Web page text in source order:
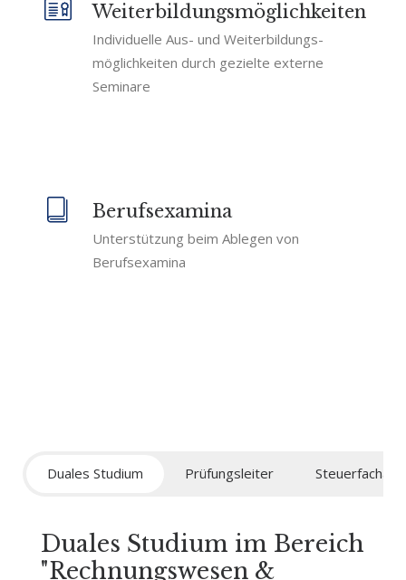
Weiterbildungsmöglichkeiten
Individuelle Aus- und Weiterbildungs-
möglichkeiten durch gezielte externe
Seminare
Berufsexamina
Unterstützung beim Ablegen von
Berufsexamina
Duales Studium Prüfungsleiter
Duales Studium im Bereich
"Rechnungswesen &